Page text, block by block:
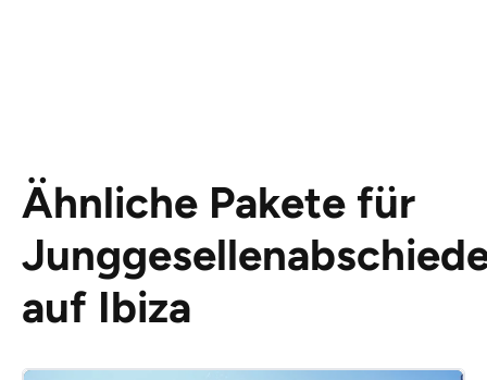
Ähnliche Pakete für
auf Ibiza